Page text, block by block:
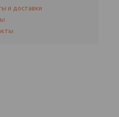
и доставки